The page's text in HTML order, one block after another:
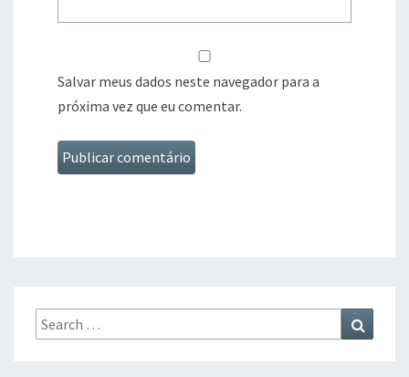
Salvar meus dados neste navegador para a
próxima vez que eu comentar.
Search
for: